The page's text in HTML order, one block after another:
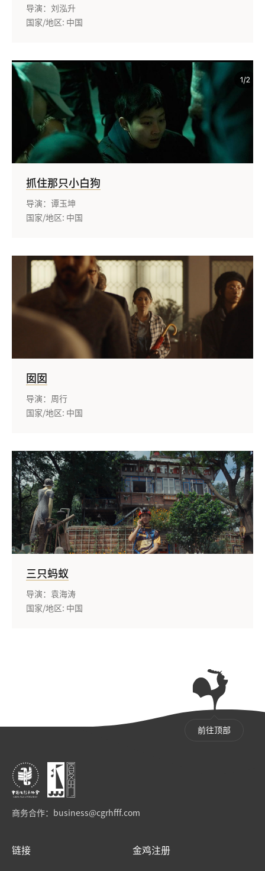
导演：刘泓升
国家/地区: 中国
抓住那只小白狗
导演：谭玉坤
国家/地区: 中国
囡囡
导演：周行
国家/地区: 中国
三只蚂蚁
导演：袁海涛
国家/地区: 中国
前往顶部
商务合作： business@cgrhfff.com
链接 金鸡注册